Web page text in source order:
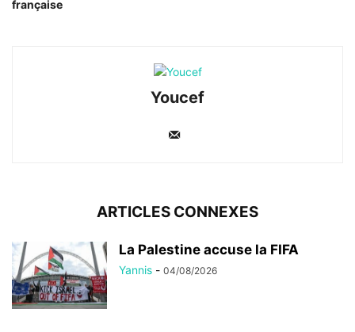
française
Youcef
ARTICLES CONNEXES
La Palestine accuse la FIFA
Yannis - 04/08/2026